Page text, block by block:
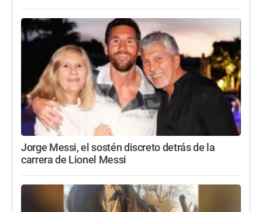
Jorge Messi, el sostén discreto detrás de la
carrera de Lionel Messi